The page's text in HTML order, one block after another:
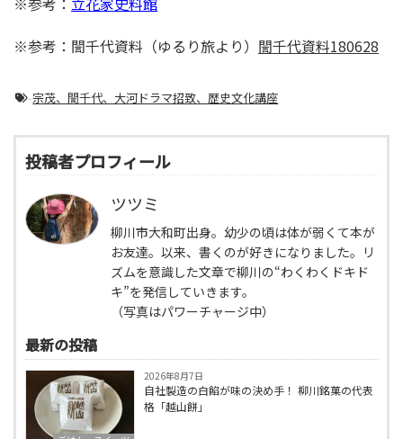
※参考：誾千代資料（ゆるり旅より） 誾千代資料180628
-宗茂、誾千代、大河ドラマ招致、歴史文化講座
投稿者プロフィール
ツツミ
柳川市大和町出身。幼少の頃は体が弱くて本が
お友達。以来、書くのが好きになりました。リ
ズムを意識した文章で柳川の“わくわくドキド
キ”を発信していきます。
（写真はパワーチャージ中）
最新の投稿
2026年8月7日
自社製造の白餡が味の決め手！ 柳川銘菓の代表
格「越山餅」